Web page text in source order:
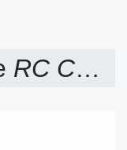
RC COSMOXIL HAIR TECHNOLOGY SLU